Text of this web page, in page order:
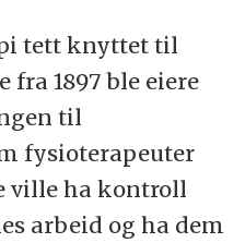
tett knyttet til
fra 1897 ble eiere
til
fysioterapeuter
ville ha kontroll
arbeid og ha dem